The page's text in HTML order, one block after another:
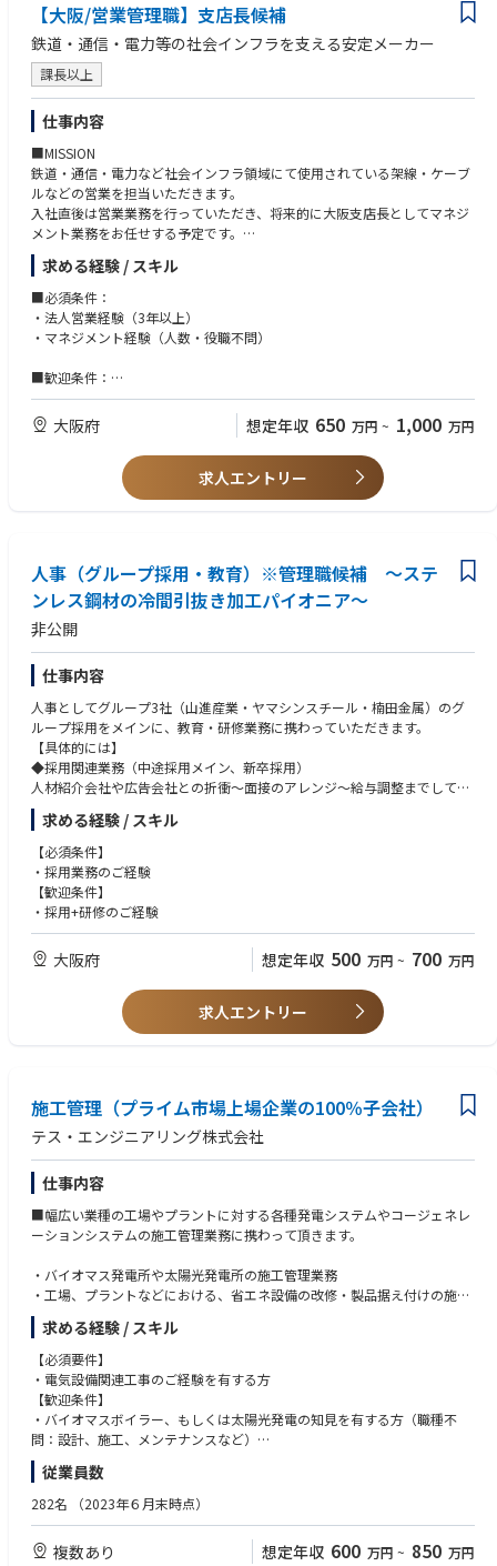
■充実した教育体制
当社では、個人のセンスや経験だけに頼るのではなく、営業組織全体で再
現性のある営業力の向上に取り組んでいます。
貴金属リサイクル営業だけでなく、非鉄金属商材やシステム商材など他業
界の営業手法も学べる勉強会を毎週1回（1時間）実施しています。本社
（福島）を中心に開催し、大阪・九州拠点のメンバーもWEBで参加してい
ます。リアルタイムで参加できない場合でも研修内容は録画・アーカイブ
化されており、後日オンデマンドで学習することが可能です。拠点やスケ
ジュールの制約に関わらず、継続的に知識や営業スキルを習得できる環境
を整えています。
また、スキルマップや営業マニュアルの整備を進めており、業界未経験の
方でも迷うことなく成長できる体制を構築しています。
将来的には、既存の貴金属リサイクル営業として経験や顧客基盤を築きな
がら、担当市場や商材の幅を広げていただきます。さらに、現在会社とし
て注力しているリチウムイオン電池（LiB）再生事業の営業や事業開発な
ど、新たな成長領域へ挑戦する機会もあります。営業としての専門性を高
に広げていくことができます。
1.入社後の1ヶ月～1年間の本社ステップアップ研修
まずは現場を知り、次に商談を知る。段階を追って着実にステップアップ
していただきます。
1ヶ月目：基礎知識と現場実習 ※本社：福島県郡山市にて実施
導入研修（2〜3日間）： 人事担当より会社概要や基本ルールをレクチャ
る土台を作ります。
2〜3ヶ月目：同行研修
先輩営業に同行し、各地のお客様を訪問。商談の流れや、現場で培った知
識をどう提案に活かすかを学びます。
4ヶ月目以降：独り立ち（担当顧客の割り当て）
自分のお客様を持ち、営業活動をスタート。先輩社員のサポートを受けな
※上記は標準的な育成スケジュールです。これまでの社会人経験・営業経
験・業界経験や入社後の習熟度に応じて、研修内容・期間は柔軟に調整し
ます。本社（福島県郡山市）での研修期間は最短1ヶ月から最長1年程度を
想定しており、無理なく着実に独り立ちできる体制を整えています。
2.継続的なスキルアップ支援
独り立ち後も、毎週のアップデートを欠かしません。
週次勉強会（毎週月曜・1時間）： 全営業担当が参加。営業の基礎、財務
知識といった専門知識を体系的に学びます。
オンデマンド学習： 研修はすべて録画。過去のアーカイブもいつでも視聴
可能なため、苦手分野の克服や復習に活用できます。
3.未経験・異業種からの挑戦も歓迎！
組織全体で営業プロセスの習得をサポートする体制を整えています。製造
業の経験がなくても、技術理解を深めながら着実に成長できます。
【過去の中途入社者の経験業界例】
■働き方（出張や転勤）
アで担当顧客を分けています。1週間単位でのイメージとすると、月曜と
金曜は社内にて打合せや事務処理を行い、火~木曜に顧客訪問を計画して
いるメンバーが多いです。日帰りもあれば1泊／連泊もございます。そん
な1週間が月間で少なくて2回、多いと毎週というイメージです。
てから福島もしくは福岡に数年間転勤になる可能性がございます。これは
「他拠点への転勤を経て、当社営業担当としての経験値を広く深く積んで
ほしい」という思いがある為です。
■組織風土
当社は、2023年4月に人事制度を改定し、「社員一人一人が自分の"やりた
いこと"に積極的にチャレンジをし、 仲間と助け合いながら、自分の役割
を最後までやり切ることで、 達成感・貢献実感・成長感を感じ続けること
ができる」
年齢に関わらず、自身の努力が評価される環境なので、 積極的なチャレン
ジ・やりたいことへの挑戦が、昇格・昇給にもつながりやすいです。
（1）業界の重要性：国連のSDGs目標においてリサイクル業界は重要な位
【大阪/営業管理職】支店長候補
鉄道・通信・電力等の社会インフラを支える安定メーカー
課長以上
仕事内容
■MISSION
鉄道・通信・電力など社会インフラ領域にて使用されている架線・ケーブ
ルなどの営業を担当いただきます。
入社直後は営業業務を行っていただき、将来的に大阪支店長としてマネジ
メント業務をお任せする予定です。
■業務内容
・担当顧客のご要望をヒアリング
・素材を選定し具体的製品を提案
・製造部門や外注先に製造を依頼
・営業部員のマネジメント
◎工事会社、資材調達会社、電材商社などが主な顧客となります。
大阪支店の営業部は約5名の組織です。
営業、技術、生産、物流、貿易、品質など、社内外の関係者と連携しなが
求める経験 / スキル
■必須条件：
・法人営業経験（3年以上）
・マネジメント経験（人数・役職不問）
■歓迎条件：
・インフラ／設備／製造業での営業経験
・商社、装置メーカー、プラント業界での営業経験
・顧客要望に応じたカスタマイズ製品の営業経験
■求める人物像
・不確実な状況でも、自ら考え行動できる方
大阪府 想定年収 650 万円 ~ 1,000 万円
求人エントリー
人事（グループ採用・教育）※管理職候補 ～ステ
ンレス鋼材の冷間引抜き加工パイオニア～
非公開
仕事内容
人事としてグループ3社（山進産業・ヤマシンスチール・楠田金属）のグ
ループ採用をメインに、教育・研修業務に携わっていただきます。
【具体的には】
◆採用関連業務（中途採用メイン、新卒採用）
人材紹介会社や広告会社との折衝～面接のアレンジ～給与調整までしてい
ただきます。
面接は現場責任者が対応することが多いですが、本社と楠田金属の面接を
ご対応いただきます。
（グループ合計、年間40名程度の採用人数です。）
遠隔地に関しては、オンラインでの実施です。
◆社員育成、研修の企画～運営
各部門と連携を取ることで、現状どういった能力を持った人材がいるの
か、今後どういった人材が必要なのか、すり合わせを行っていきます。
経営方針を採用に落とし込んで、人材採用・育成をしていただき、社長と
近い距離で会社の成長を一緒に考えていくポジションです。
求める経験 / スキル
【必須条件】
・採用業務のご経験
【歓迎条件】
・採用+研修のご経験
大阪府 想定年収 500 万円 ~ 700 万円
求人エントリー
施工管理（プライム市場上場企業の100％子会社）
テス・エンジニアリング株式会社
仕事内容
■幅広い業種の工場やプラントに対する各種発電システムやコージェネレ
ーションシステムの施工管理業務に携わって頂きます。
・バイオマス発電所や太陽光発電所の施工管理業務
・工場、プラントなどにおける、省エネ設備の改修・製品据え付けの施工
管理業務
など
～案件について～
【案件規模（目安）】数千万円から数十億円
【施工期間（目安）】：1～6ヶ月
【担当エリア（目安）】
東京⇒静岡以東
広島⇒中四国
福岡⇒九州
※案件によっては基礎から請け負う場合と既設の工場やプラントに発電機
やボイラー設備などの省エネ設備を施工する場合があります。
求める経験 / スキル
【必須要件】
・電気設備関連工事のご経験を有する方
【歓迎条件】
・バイオマスボイラー、もしくは太陽光発電の知見を有する方（職種不
問：設計、施工、メンテナンスなど）
・1級電気工事施工管理技士もしくは1級管工事施工管理技士の有資格者
従業員数
282名 （2023年６月末時点）
複数あり 想定年収 600 万円 ~ 850 万円